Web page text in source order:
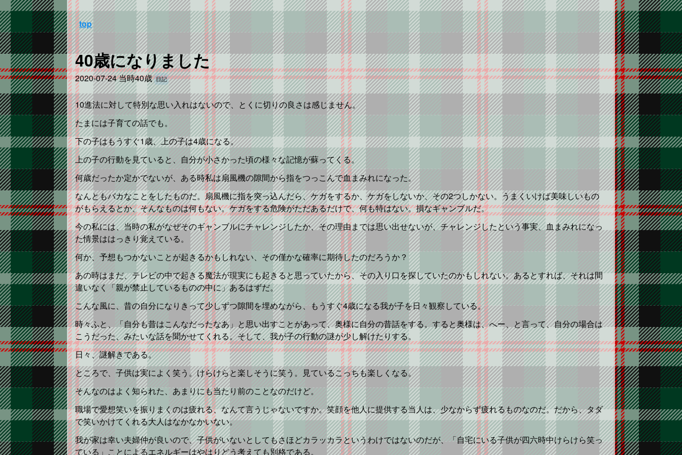
top
40歳になりました
2020-07-24当時40歳日記
10進法に対して特別な思い入れはないので、とくに切りの良さは感じません。
たまには子育ての話でも。
下の子はもうすぐ1歳、上の子は4歳になる。
上の子の行動を見ていると、自分が小さかった頃の様々な記憶が蘇ってくる。
何歳だったか定かでないが、ある時私は扇風機の隙間から指をつっこんで血まみれになった。
なんともバカなことをしたものだ。扇風機に指を突っ込んだら、ケガをするか、ケガをしないか、その2つしかない。うまくいけば美味しいもの
がもらえるとか、そんなものは何もない。ケガをする危険がただあるだけで、何も特はない。損なギャンブルだ。
今の私には、当時の私がなぜそのギャンブルにチャレンジしたか、その理由までは思い出せないが、チャレンジしたという事実、血まみれになっ
た情景ははっきり覚えている。
何か、予想もつかないことが起きるかもしれない、その僅かな確率に期待したのだろうか？
あの時はまだ、テレビの中で起きる魔法が現実にも起きると思っていたから、その入り口を探していたのかもしれない。あるとすれば、それは間
違いなく「親が禁止しているものの中に」あるはずだ。
こんな風に、昔の自分になりきって少しずつ隙間を埋めながら、もうすぐ4歳になる我が子を日々観察している。
時々ふと、「自分も昔はこんなだったなあ」と思い出すことがあって、奥様に自分の昔話をする。すると奥様は、へー、と言って、自分の場合は
こうだった、みたいな話を聞かせてくれる。そして、我が子の行動の謎が少し解けたりする。
日々、謎解きである。
ところで、子供は実によく笑う。けらけらと楽しそうに笑う。見ているこっちも楽しくなる。
そんなのはよく知られた、あまりにも当たり前のことなのだけど。
職場で愛想笑いを振りまくのは疲れる、なんて言うじゃないですか。笑顔を他人に提供する当人は、少なからず疲れるものなのだ。だから、タダ
で笑いかけてくれる大人はなかなかいない。
我が家は幸い夫婦仲が良いので、子供がいないとしてもさほどカラッカラというわけではないのだが、「自宅にいる子供が四六時中けらけら笑っ
ている」ことによるエネルギーはやはりどう考えても別格である。